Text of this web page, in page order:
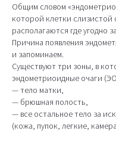
Общим словом
которой клетки слизистой
располагаются где угодно
Причина появления
и запоминаем.
Существуют три зоны, в
эндометриоидные очаги
— тело матки,
— брюшная полость,
— все остальное тело за
(кожа, пупок, легкие,